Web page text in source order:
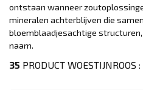
ontstaan wanneer
mineralen achterblijven die
bloemblaadjesachtige
naam.
35 PRODUCT WOESTIJNROOS :